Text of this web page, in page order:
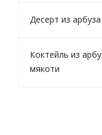
Десерт из
Коктейль из
мякоти